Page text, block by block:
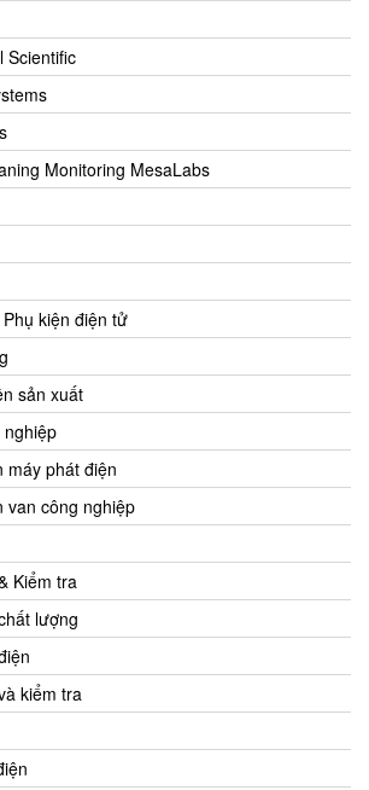
Scientific
Monitoring MesaLabs
kiện điện tử
sản xuất
máy phát điện
van công nghiệp
Kiểm tra
lượng
kiểm tra